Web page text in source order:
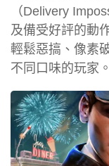
（Delivery
及備受好評的動
輕鬆惡搞、像素
不同口味的玩家。